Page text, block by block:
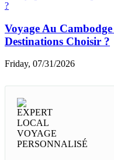
Quel Itinéraire De 2
Vietnam ?
Thursday, 08/06/2026
Les Restaurants
Découvrir